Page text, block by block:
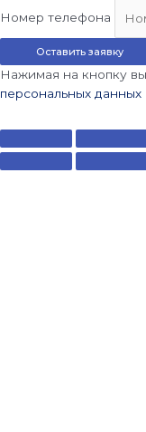
Номер телефона
Оставить заявку
Нажимая на кнопку
персональных данных